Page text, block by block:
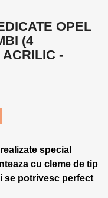
OPEL
(4
-
special
cu cleme de tip
se potrivesc perfect